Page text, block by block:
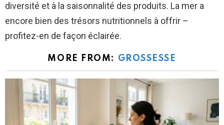
diversité et à la saisonnalité des produits. La mer a
encore bien des trésors nutritionnels à offrir –
profitez-en de façon éclairée.
MORE FROM: GROSSESSE